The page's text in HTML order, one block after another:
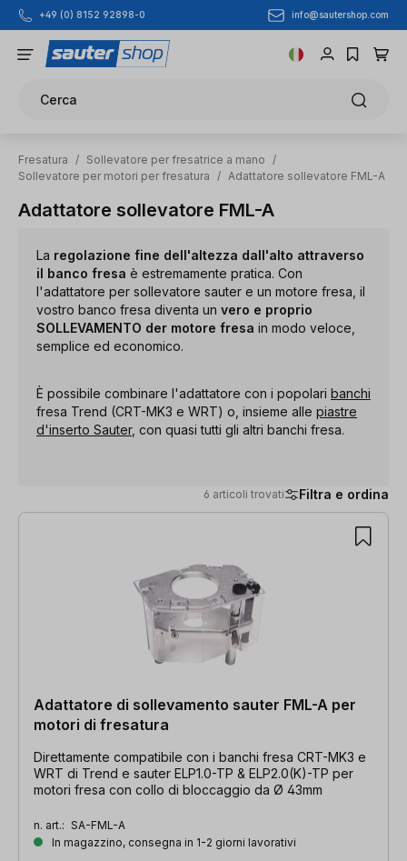
Passa al contenuto principale
+49 (0) 8152 92898-0 info@sautershop.com
Cerca
Fresatura / Sollevatore per fresatrice a mano
/
Sollevatore per motori per fresatura
/ Adattatore sollevatore FML-A
Adattatore sollevatore FML-A
La regolazione fine dell'altezza dall'alto attraverso
il banco fresa è estremamente pratica. Con
l'adattatore per sollevatore sauter e un motore fresa, il
vostro banco fresa diventa un vero e proprio
SOLLEVAMENTO der motore fresa in modo veloce,
semplice ed economico.
È possibile combinare l'adattatore con i popolari banchi
fresa Trend (CRT-MK3 e WRT) o, insieme alle piastre
d'inserto Sauter, con quasi tutti gli altri banchi fresa.
6 articoli trovati Filtra e ordina
6 articoli trovati
Adattatore di sollevamento sauter FML-A per
motori di fresatura
Direttamente compatibile con i banchi fresa CRT-MK3 e
WRT di Trend e sauter ELP1.0-TP & ELP2.0(K)-TP per
motori fresa con collo di bloccaggio da Ø 43mm
n. art.: SA-FML-A
In magazzino, consegna in 1-2 giorni lavorativi